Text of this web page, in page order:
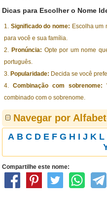
Dicas para Escolher o Nome
Significado do nome: Escolha um
para você e sua família.
Pronúncia: Opte por um nome
português.
Popularidade: Decida se você
Combinação com sobrenome:
combinado com o sobrenome.
Navegar por
A B C D E F G H I J K L
Compartilhe este nome: